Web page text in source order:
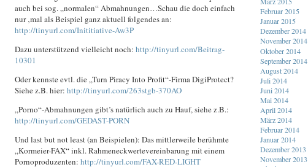
auch bei sog. „normalen“ Abmahnungen…Schau die doch einfach
nur ‚mal als Beispiel ganz aktuell folgendes an:
http://tinyurl.com/Inititiative-Aw3P
Dazu unterstützend vielleicht noch: http://tinyurl.com/Beitrag-
10301
Oder kennste evtl. die „Turn Piracy Into Profit“-Firma DigiProtect?
Siehe z.B. hier: http://tinyurl.com/263stgb-370AO
„Porno“-Abmahnungen gibt’s natürlich auch zu Hauf, siehe z.B.:
http://tinyurl.com/GEDAST-PORN
Und last but not least (an Beispielen): Das mittlerweile berühmte
„Kormeier-FAX“ inkl. Rahmeneckwertevereinbarung mit einem
Pornoproduzenten: http://tinyurl.com/FAX-RED-LIGHT
Februar 2015
Januar 2015
Dezember 2014
November 2014
Oktober 2014
September 2014
August 2014
Juli 2014
Juni 2014
Mai 2014
April 2014
März 2014
Februar 2014
Januar 2014
Dezember 2013
November 2013